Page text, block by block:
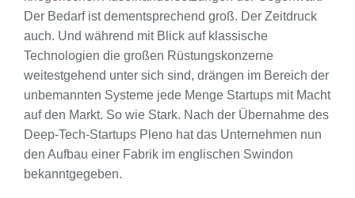
Der Bedarf ist dementsprechend groß. Der Zeitdruck
auch. Und während mit Blick auf klassische
Technologien die großen Rüstungskonzerne
weitestgehend unter sich sind, drängen im Bereich der
unbemannten Systeme jede Menge Startups mit Macht
auf den Markt. So wie Stark. Nach der Übernahme des
Deep-Tech-Startups Pleno hat das Unternehmen nun
den Aufbau einer Fabrik im englischen Swindon
bekanntgegeben.